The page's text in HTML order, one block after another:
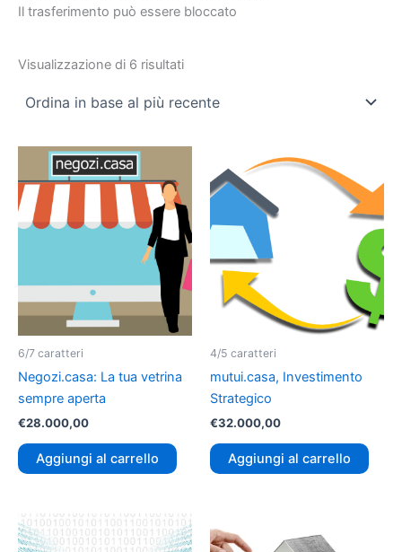
Il trasferimento può essere bloccato
Visualizzazione di 6 risultati
6/7 caratteri
Negozi.casa: La tua vetrina
sempre aperta
€28.000,00
Aggiungi al carrello
4/5 caratteri
mutui.casa, Investimento
Strategico
€32.000,00
Aggiungi al carrello